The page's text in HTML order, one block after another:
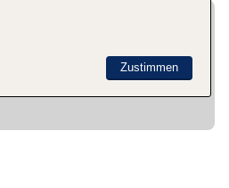
Zustimmen